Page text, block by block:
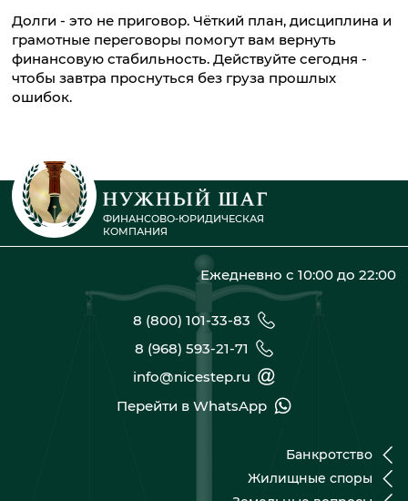
Долги - это не приговор. Чёткий план, дисциплина и
грамотные переговоры помогут вам вернуть
финансовую стабильность. Действуйте сегодня -
чтобы завтра проснуться без груза прошлых
ошибок.
ФИНАНСОВО-ЮРИДИЧЕСКАЯ
КОМПАНИЯ
Ежедневно с 10:00 до 22:00
8 (800) 101-33-83
8 (968) 593-21-71
info@nicestep.ru
Перейти в WhatsApp
Банкротство
Жилищные споры